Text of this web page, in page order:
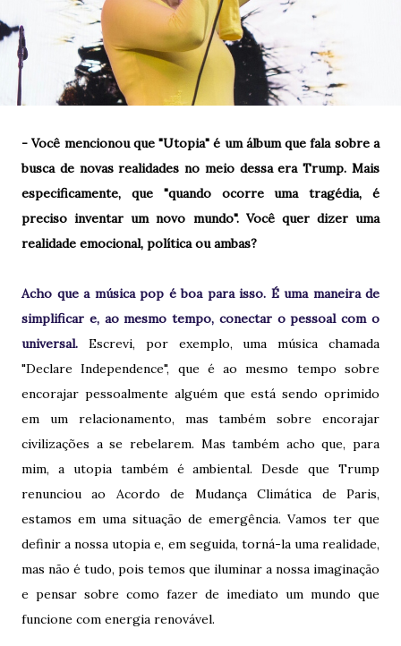
- Você mencionou que "Utopia" é um álbum que fala sobre a
busca de novas realidades no meio dessa era Trump. Mais
especificamente, que "quando ocorre uma tragédia, é
preciso inventar um novo mundo". Você quer dizer uma
realidade emocional, política ou ambas?
Acho que a música pop é boa para isso. É uma maneira de
simplificar e, ao mesmo tempo, conectar o pessoal com o
universal. Escrevi, por exemplo, uma música chamada
"Declare Independence", que é ao mesmo tempo sobre
encorajar pessoalmente alguém que está sendo oprimido
em um relacionamento, mas também sobre encorajar
civilizações a se rebelarem. Mas também acho que, para
mim, a utopia também é ambiental. Desde que Trump
renunciou ao Acordo de Mudança Climática de Paris,
estamos em uma situação de emergência. Vamos ter que
definir a nossa utopia e, em seguida, torná-la uma realidade,
mas não é tudo, pois temos que iluminar a nossa imaginação
e pensar sobre como fazer de imediato um mundo que
funcione com energia renovável.